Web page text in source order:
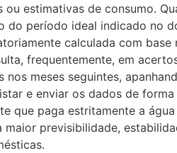
ou estimativas de consumo.
do período ideal indicado no
calculada com base
frequentemente, em
meses seguintes,
e enviar os dados de
que paga estritamente a
maior previsibilidade,